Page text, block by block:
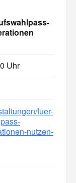
Uhr
fuer-
nutzen-